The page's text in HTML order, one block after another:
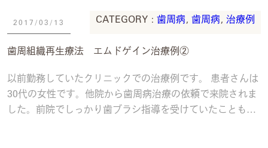
2017/03/13 CATEGORY : 歯周病 歯周病 治療例
歯周組織再生療法 エムドゲイン治療例②
以前勤務していたクリニックでの治療例です。 患者さんは
30代の女性です。他院から歯周病治療の依頼で来院されま
した。前院でしっかり歯ブラシ指導を受けていたこともあ